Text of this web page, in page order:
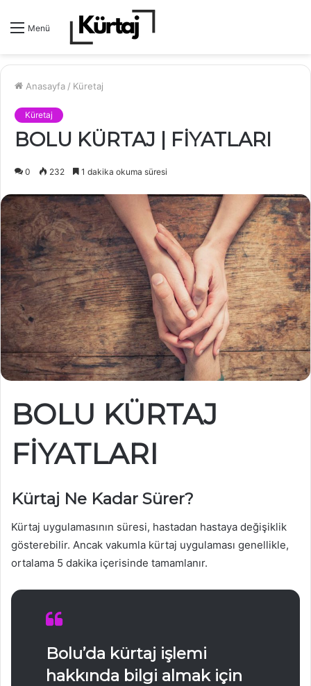
Menü
Anasayfa / Küretaj
Küretaj
BOLU KÜRTAJ | FİYATLARI
0 232 1 dakika okuma süresi
BOLU KÜRTAJ
FİYATLARI
Kürtaj Ne Kadar Sürer?
Kürtaj uygulamasının süresi, hastadan hastaya değişiklik
gösterebilir. Ancak vakumla kürtaj uygulaması genellikle,
ortalama 5 dakika içerisinde tamamlanır.
Bolu’da kürtaj işlemi
hakkında bilgi almak için